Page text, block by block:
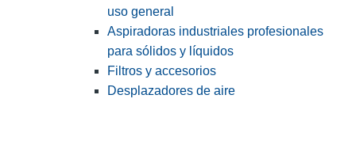
uso general
Aspiradoras industriales profesionales
para sólidos y líquidos
Filtros y accesorios
Desplazadores de aire